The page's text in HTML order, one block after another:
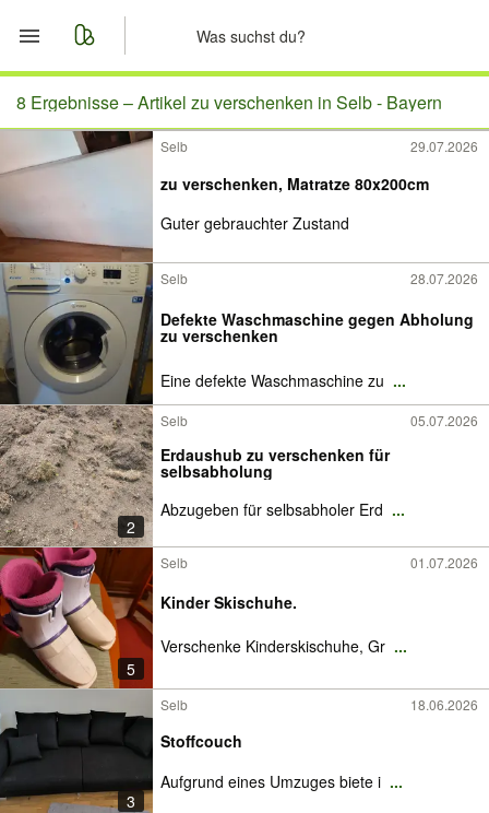
Start
Merkliste
Anzeige aufgeben
8 Ergebnisse –Artikel zu verschenken in Selb - Bayern
Selb 29.07.2026
zu verschenken, Matratze 80x200cm
Guter gebrauchter Zustand
Selb 28.07.2026
Defekte Waschmaschine gegen Abholung
zu verschenken
Eine defekte Waschmaschine zu ...
2
Selb 05.07.2026
Erdaushub zu verschenken für
selbsabholung
Abzugeben für selbsabholer Erd ...
5
Selb 01.07.2026
Kinder Skischuhe.
Verschenke Kinderskischuhe, Gr ...
3
Selb 18.06.2026
Stoffcouch
Aufgrund eines Umzuges biete i ...